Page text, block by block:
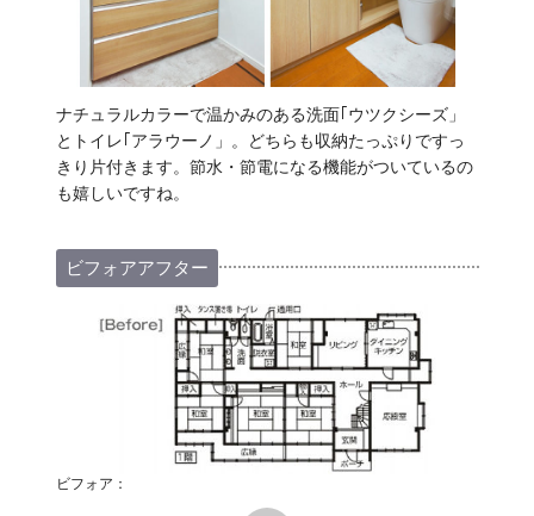
ナチュラルカラーで温かみのある洗面｢ウツクシーズ」
とトイレ｢アラウーノ」。どちらも収納たっぷりですっ
きり片付きます。節水・節電になる機能がついているの
も嬉しいですね。
ビフォアアフター
ビフォア：